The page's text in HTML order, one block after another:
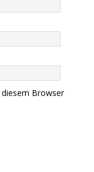
Browser